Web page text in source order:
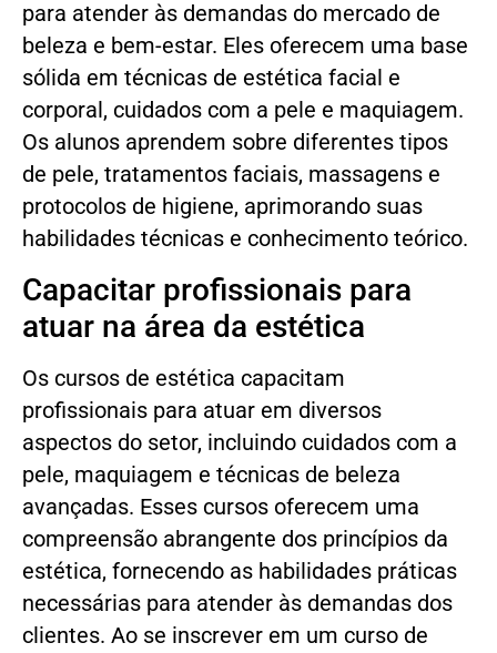
para atender às demandas do mercado de
beleza e bem-estar. Eles oferecem uma base
sólida em técnicas de estética facial e
corporal, cuidados com a pele e maquiagem.
Os alunos aprendem sobre diferentes tipos
de pele, tratamentos faciais, massagens e
protocolos de higiene, aprimorando suas
habilidades técnicas e conhecimento teórico.
Capacitar profissionais para
atuar na área da estética
Os cursos de estética capacitam
profissionais para atuar em diversos
aspectos do setor, incluindo cuidados com a
pele, maquiagem e técnicas de beleza
avançadas. Esses cursos oferecem uma
compreensão abrangente dos princípios da
estética, fornecendo as habilidades práticas
necessárias para atender às demandas dos
clientes. Ao se inscrever em um curso de